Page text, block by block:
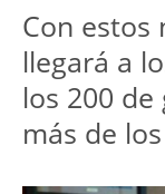
Con estos
llegará a
los 200 de
más de